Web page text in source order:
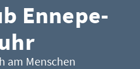
Ennepe-
am Menschen